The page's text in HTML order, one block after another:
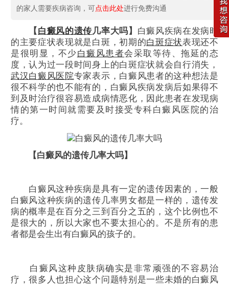
的家人需要疾病咨询，可点击此处进行免费沟通
【 白癜风的遗传几率大吗】 白癜风疾病在发病时
的主要症状表现就是白斑，初期的白斑症状表现还不
是很明显，不少白癜风患者会采取等待、拖延的态
度，认为过一段时间身上的白斑症状就会自行消失，
武汉白癜风医院专家表示，白癜风患者的这种想法是
很不科学的也不能有的，白癜风疾病发病后如果得不
到及时治疗很容易造成病情恶化，因此患者在发现病
情的第一时间就需要及时接受专科白癜风医院的治
疗。
【白癜风的遗传几率大吗】
白癜风这种疾病是具有一定的遗传因素的，一般
白癜风这种疾病的遗传几率男女都是一样的，遗传发
病的概率是在百分之三到百分之五的，这个比例也不
是很大的，所以大家也不要太担心的。不是所有的患
者都是会生出有白癜风的孩子的。
白癜风这种皮肤病确实是非常顽强的不容易治
疗，很多人也担心这个问题特别是一些未婚的白癜风